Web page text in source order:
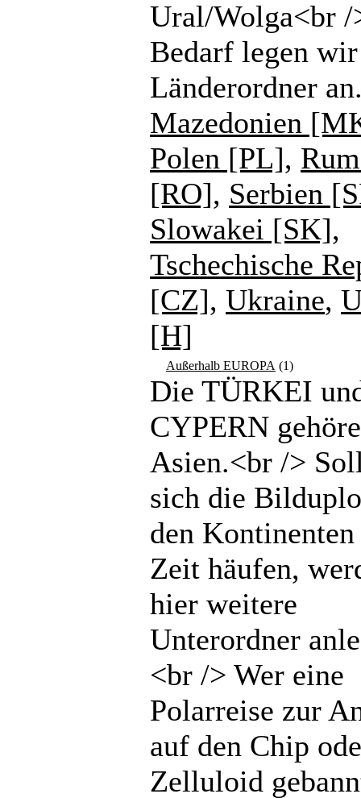
Ural/Wolga<br /
Bedarf legen wir
Länderordner
Mazedonien
Polen [PL],
[RO], Serbien
Slowakei [SK],
Tschechische
[CZ], Ukraine,
[H]
Außerhalb EUROPA (1)
Die TÜRKEI
CYPERN
Asien.<br />
sich die
den
Zeit häufen,
hier weitere
Unterordner
<br /> Wer eine
Polarreise zur
auf den Chip
Zelluloid